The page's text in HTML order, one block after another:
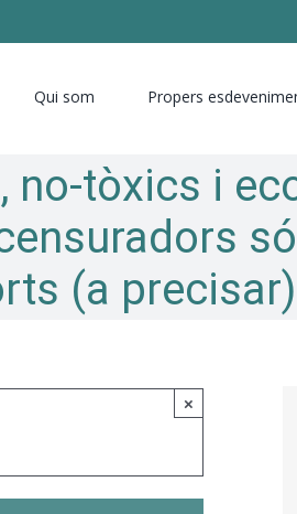
Qui som Propers
tòxics i
(a precisar)
×